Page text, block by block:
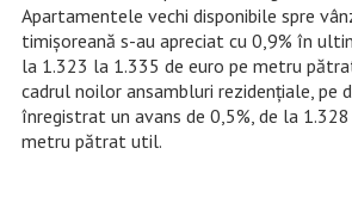
Apartamentele vechi disponibile spre
timișoreană s-au apreciat cu 0,9% în
la 1.323 la 1.335 de euro pe metru
cadrul noilor ansambluri rezidențiale, pe
înregistrat un avans de 0,5%, de la
metru pătrat util.